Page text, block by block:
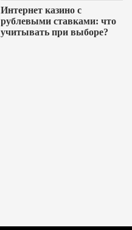
Интернет казино с
рублевыми ставками: что
учитывать при выборе?